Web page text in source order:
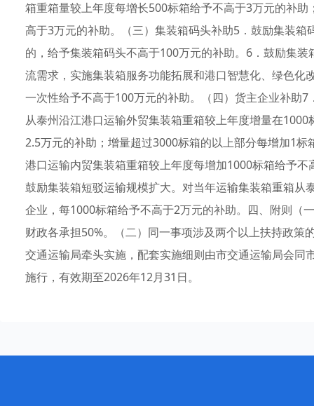
箱重箱量较上年度每增长500标箱给予不高于3万元的补
高于3万元的补助。（三）集装箱码头补助5．鼓励集装
的，给予集装箱码头不高于100万元的补助。6．鼓励集
流需求，实施集装箱服务功能拓展和港口智慧化、绿色
一次性给予不高于100万元的补助。（四）货主企业补助
从泰州沿江港口运输外贸集装箱重箱较上年度增量在
2.5万元的补助；增量超过3000标箱的以上部分每增加1
港口运输内贸集装箱重箱较上年度每增加1000标箱给予
鼓励集装箱短驳运输规模扩大。对当年运输集装箱重箱
企业，每1000标箱给予不高于2万元的补助。四、附则（
财政各承担50%。（二）同一事项涉及两个以上扶持政策
交通运输局牵头实施，配套实施细则由市交通运输局会
施行，有效期至2026年12月31日。